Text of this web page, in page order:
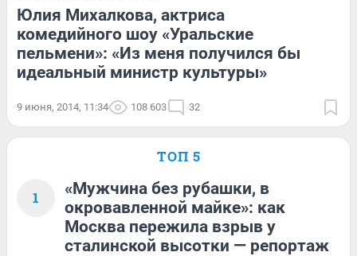
Юлия Михалкова, актриса
комедийного шоу «Уральские
пельмени»: «Из меня получился бы
идеальный министр культуры»
9 июня, 2014, 11:34 108 603 32
ТОП 5
1
«Мужчина без рубашки, в
окровавленной майке»: как
Москва пережила взрыв у
сталинской высотки — репортаж